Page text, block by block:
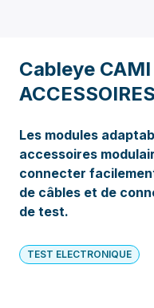
Cableye
ACCESSOIRES
Les modules
accessoires
connecter
de câbles et de
de test.
TEST ELECTRONIQUE